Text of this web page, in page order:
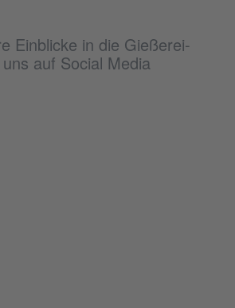
Einblicke in die Gießerei-
auf Social Media